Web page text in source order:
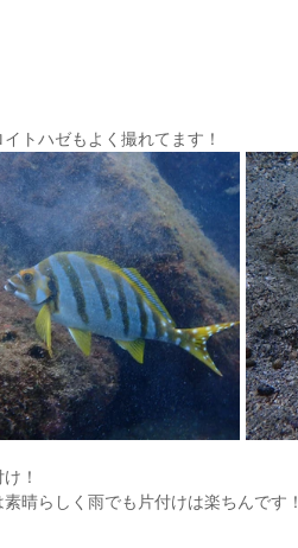
トハゼもよく撮れてます！
！
晴らしく雨でも片付けは楽ちんです！